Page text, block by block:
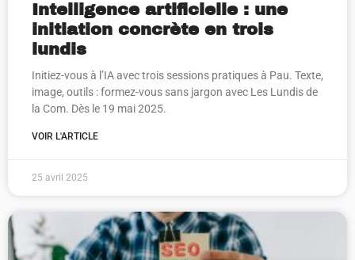
Intelligence artificielle : une
initiation concrète en trois
lundis
Initiez-vous à l’IA avec trois sessions pratiques à Pau. Texte,
image, outils : formez-vous sans jargon avec Les Lundis de
la Com. Dès le 19 mai 2025.
VOIR L'ARTICLE
25 avril 2025